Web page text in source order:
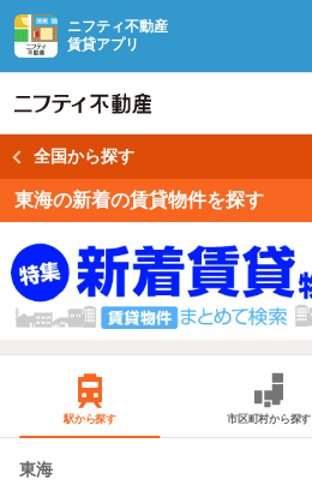
ニフティ不動産
賃貸アプリ
全国から探す
東海の新着の賃貸物件を探す
駅から探す 市区町村から探す
東海